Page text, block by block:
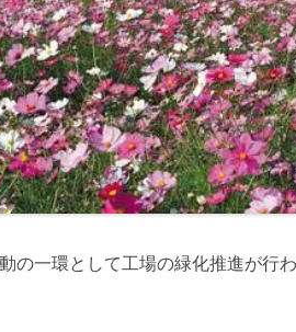
の一環として工場の緑化推進が行